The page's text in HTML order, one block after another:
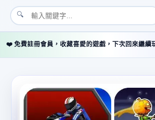
🔍
❤️ 免費註冊會員，收藏喜愛的遊戲，下次回來繼續